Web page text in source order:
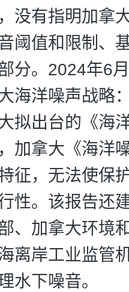
没有指明加拿
阈值和限制、
分。2024年6
海洋噪声战略
拟出台的《海
加拿大《海洋
征，无法使保
性。该报告还
、加拿大环境
离岸工业监管
水下噪音。